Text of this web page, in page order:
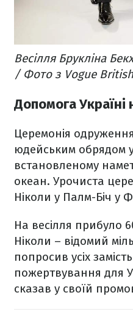
Весілля Брукліна
/ Фото з Vogue British
Допомога Україні
Церемонія
юдейським обрядом
встановленому
океан. Урочиста
Ніколи у Палм-Біч у
На весілля прибуло
Ніколи – відомий
попросив усіх
пожертвування для
сказав у своїй